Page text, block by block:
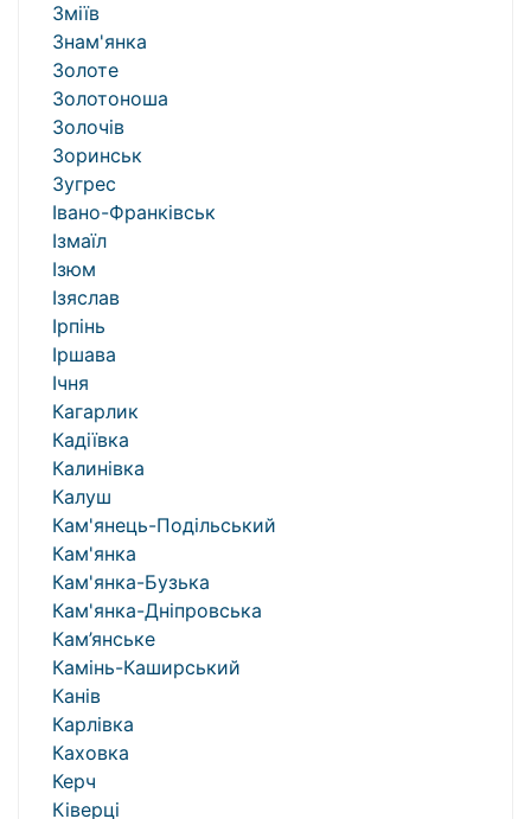
Зміїв
Знам'янка
Золоте
Золотоноша
Золочів
Зоринськ
Зугрес
Івано-Франківськ
Ізмаїл
Ізюм
Ізяслав
Ірпінь
Іршава
Ічня
Кагарлик
Кадіївка
Калинівка
Калуш
Кам'янець-Подільський
Кам'янка
Кам'янка-Бузька
Кам'янка-Дніпровська
Кам’янське
Камінь-Каширський
Канів
Карлівка
Каховка
Керч
Ківерці